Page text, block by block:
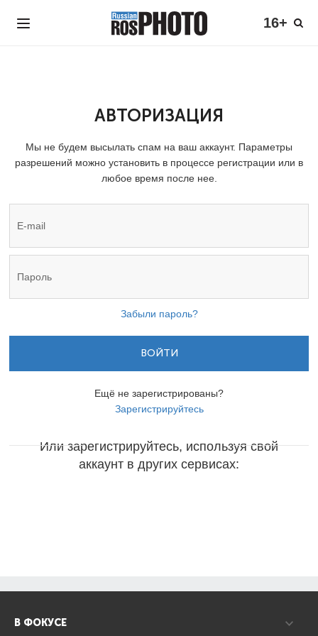
16+
АВТОРИЗАЦИЯ
Мы не будем высылать спам на ваш аккаунт. Параметры
разрешений можно установить в процессе регистрации или в
любое время после нее.
Забыли пароль?
ВОЙТИ
Ещё не зарегистрированы?
Зарегистрируйтесь
Или зарегистрируйтесь, используя свой
аккаунт в других сервисах:
В ФОКУСЕ